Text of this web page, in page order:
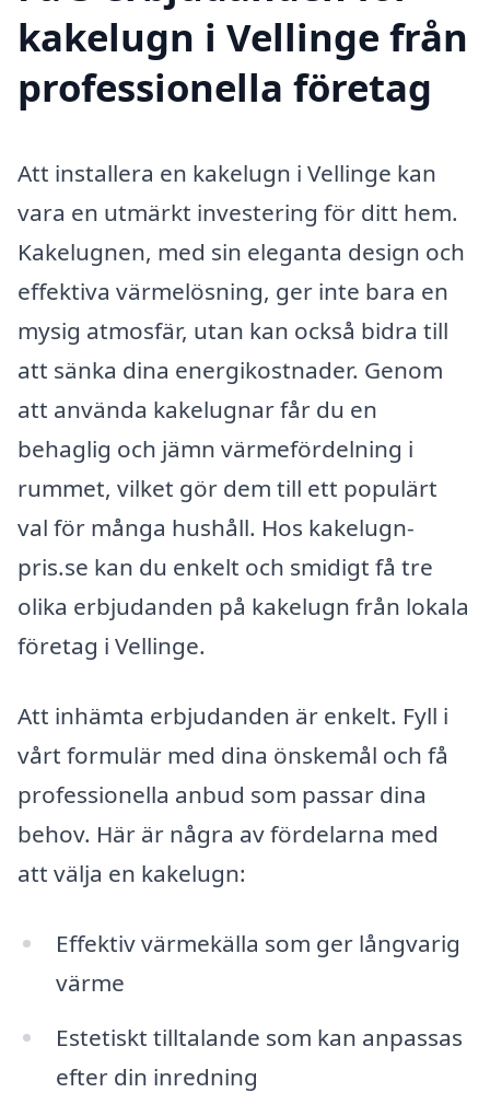
kakelugn i Vellinge från
professionella företag
Att installera en kakelugn i Vellinge kan
vara en utmärkt investering för ditt hem.
Kakelugnen, med sin eleganta design och
effektiva värmelösning, ger inte bara en
mysig atmosfär, utan kan också bidra till
att sänka dina energikostnader. Genom
att använda kakelugnar får du en
behaglig och jämn värmefördelning i
rummet, vilket gör dem till ett populärt
val för många hushåll. Hos kakelugn-
pris.se kan du enkelt och smidigt få tre
olika erbjudanden på kakelugn från lokala
företag i Vellinge.
Att inhämta erbjudanden är enkelt. Fyll i
vårt formulär med dina önskemål och få
professionella anbud som passar dina
behov. Här är några av fördelarna med
att välja en kakelugn:
Effektiv värmekälla som ger långvarig
värme
Estetiskt tilltalande som kan anpassas
efter din inredning